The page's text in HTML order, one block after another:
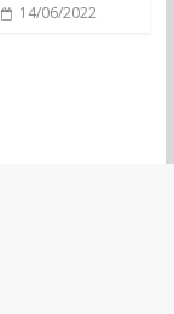
14/06/2022